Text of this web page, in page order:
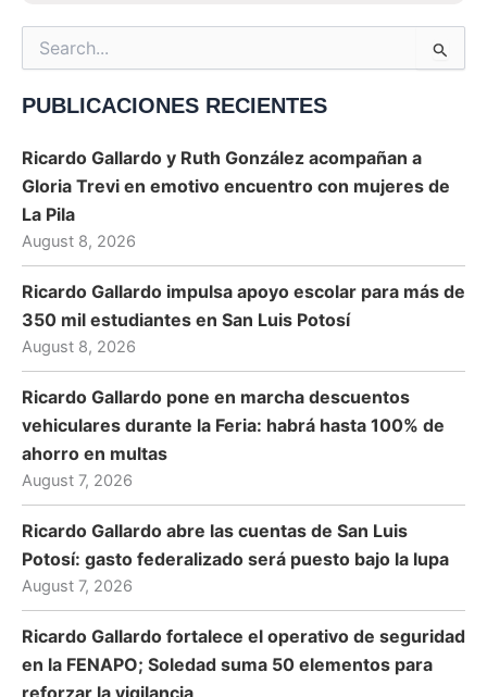
Search
for:
PUBLICACIONES RECIENTES
Ricardo Gallardo y Ruth González acompañan a
Gloria Trevi en emotivo encuentro con mujeres de
La Pila
August 8, 2026
Ricardo Gallardo impulsa apoyo escolar para más de
350 mil estudiantes en San Luis Potosí
August 8, 2026
Ricardo Gallardo pone en marcha descuentos
vehiculares durante la Feria: habrá hasta 100% de
ahorro en multas
August 7, 2026
Ricardo Gallardo abre las cuentas de San Luis
Potosí: gasto federalizado será puesto bajo la lupa
August 7, 2026
Ricardo Gallardo fortalece el operativo de seguridad
en la FENAPO; Soledad suma 50 elementos para
reforzar la vigilancia